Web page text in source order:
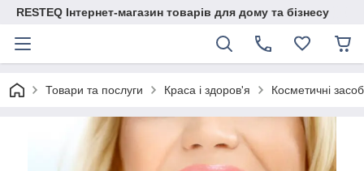
RESTEQ Інтернет-магазин товарів для дому та бізнесу
Товари та послуги Краса і здоров'я Косметичні